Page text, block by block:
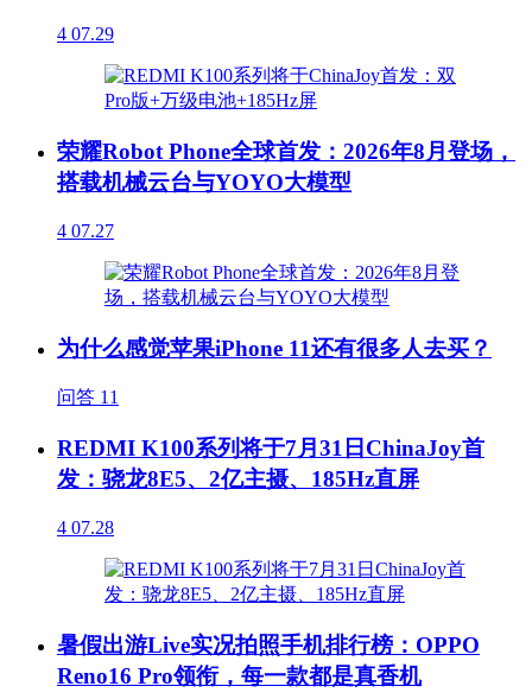
4 07.29
荣耀Robot Phone全球首发：2026年8月登场，
搭载机械云台与YOYO大模型
4 07.27
为什么感觉苹果iPhone 11还有很多人去买？
问答 11
REDMI K100系列将于7月31日ChinaJoy首
发：骁龙8E5、2亿主摄、185Hz直屏
4 07.28
暑假出游Live实况拍照手机排行榜：OPPO
Reno16 Pro领衔，每一款都是真香机